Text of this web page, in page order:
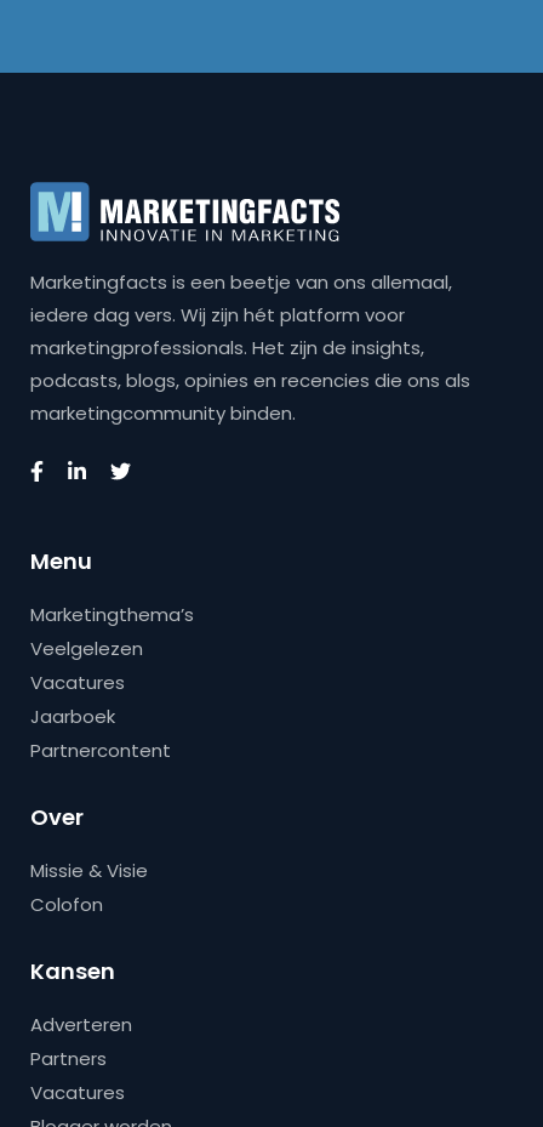
Marketingfacts is een beetje van ons allemaal,
iedere dag vers. Wij zijn hét platform voor
marketingprofessionals. Het zijn de insights,
podcasts, blogs, opinies en recencies die ons als
marketingcommunity binden.
Menu
Marketingthema’s
Veelgelezen
Vacatures
Jaarboek
Partnercontent
Over
Missie & Visie
Colofon
Kansen
Adverteren
Partners
Vacatures